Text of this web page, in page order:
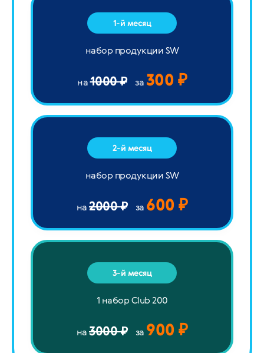
1-й месяц
набор продукции SW
на1000 ₽ за 300 ₽
2-й месяц
набор продукции SW
на2000 ₽ за 600 ₽
3-й месяц
1 набор Club 200
на3000 ₽ за 900 ₽